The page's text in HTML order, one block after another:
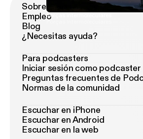
Forças intermoleculares
Sobre Podimo
Empleo
Blog
¿Necesitas ayuda?
Para podcasters
Iniciar sesión como podcaster
Preguntas frecuentes de
Normas de la comunidad
Escuchar en iPhone
Escuchar en Android
Escuchar en la web